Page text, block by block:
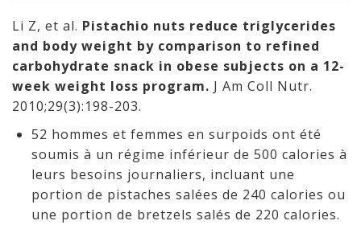
Li Z, et al. Pistachio nuts reduce triglycerides
and body weight by comparison to refined
carbohydrate snack in obese subjects on a 12-
week weight loss program. J Am Coll Nutr.
2010;29(3):198-203.
52 hommes et femmes en surpoids ont été
soumis à un régime inférieur de 500 calories à
leurs besoins journaliers, incluant une
portion de pistaches salées de 240 calories ou
une portion de bretzels salés de 220 calories.